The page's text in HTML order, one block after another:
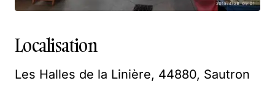
Localisation
Les Halles de la Linière, 44880, Sautron